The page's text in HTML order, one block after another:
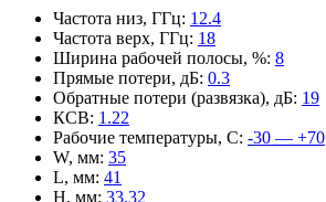
Частота низ, ГГц: 12.4
Частота верх, ГГц: 18
Ширина рабочей полосы, %: 8
Прямые потери, дБ: 0.3
Обратные потери (развязка), дБ: 19
КСВ: 1.22
Рабочие температуры, С: -30 — +70
W, мм: 35
L, мм: 41
H, мм: 33.32